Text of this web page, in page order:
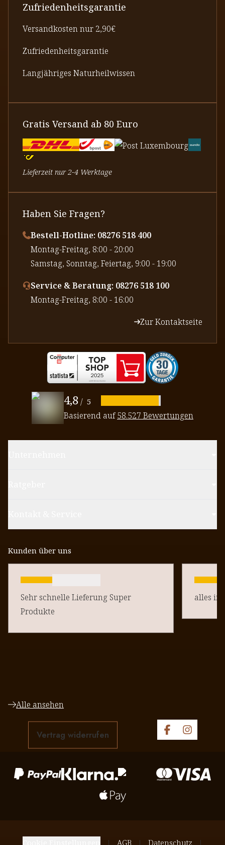
Zufriedenheitsgarantie
Versandkosten nur 2,90€
Zufriedenheitsgarantie
Langjähriges Naturheilwissen
Gratis Versand ab 80 Euro
Lieferzeit nur 2-4 Werktage
Haben Sie Fragen?
Bestell-Hotline: 08276 518 400
⁠Montag-Freitag, 8:00 - 20:00
⁠Samstag, Sonntag, Feiertag, 9:00 - 19:00
Service & Beratung: 08276 518 100
⁠Montag-Freitag, 8:00 - 16:00
Zur Kontaktseite
4,8/ 5
Basierend auf58.527 Bewertungen
Kunden über uns
Sehr schnelle Lieferung Super
Produkte
alles in
Alle ansehen
Vertrag widerrufen
AGB Datenschutz